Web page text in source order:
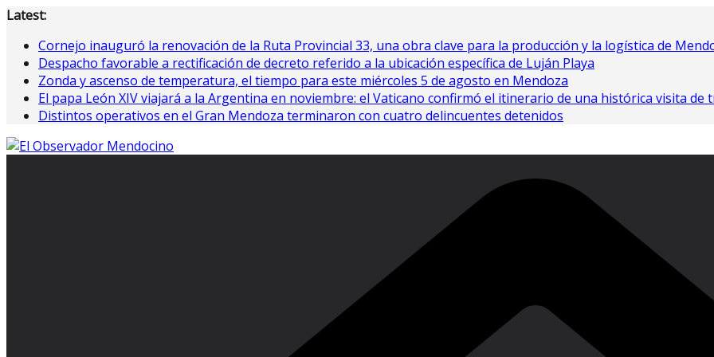
Saltar
contenido
Latest:
Cornejo inauguró la renovación de la Ruta Provincial 33, una obra clave para la producción y la logística de
Despacho favorable a rectificación de decreto referido a la ubicación específica de Luján Playa
Zonda y ascenso de temperatura, el tiempo para este miércoles 5 de agosto en Mendoza
El papa León XIV viajará a la Argentina en noviembre: el Vaticano confirmó el itinerario de una histórica visita de
Distintos operativos en el Gran Mendoza terminaron con cuatro delincuentes detenidos